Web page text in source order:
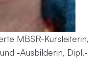
MBSR-Kursleiterin,
-Ausbilderin, Dipl.-